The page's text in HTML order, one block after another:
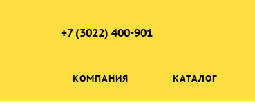
+7 (3022) 400-901
КОМПАНИЯ КАТАЛОГ